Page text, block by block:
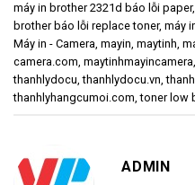
máy in brother 2321d báo lỗi paper,
brother báo lỗi replace toner, máy
Máy in - Camera, mayin, maytinh,
camera.com, maytinhmayincamera
thanhlydocu,thanhlydocu.vn,
thanhlyhangcumoi.com,toner low
ADMIN